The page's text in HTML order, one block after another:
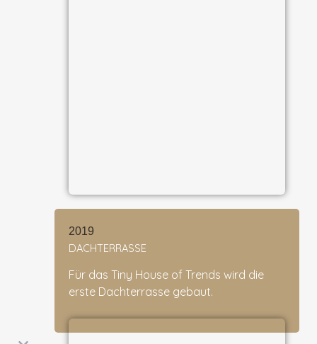
2019
DACHTERRASSE
Für das Tiny House of Trends wird die
erste Dachterrasse gebaut.